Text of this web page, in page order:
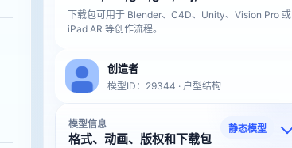
下载包可用于 Blender、C4D、Unity、Vision Pro 或
iPad AR 等创作流程。
创造者
模型ID：29344 · 户型结构
模型信息
格式、动画、版权和下载包
静态模型